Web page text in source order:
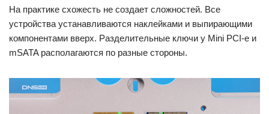
На практике схожесть не создает сложностей. Все
устройства устанавливаются наклейками и выпирающими
компонентами вверх. Разделительные ключи у Mini PCI-e и
mSATA располагаются по разные стороны.